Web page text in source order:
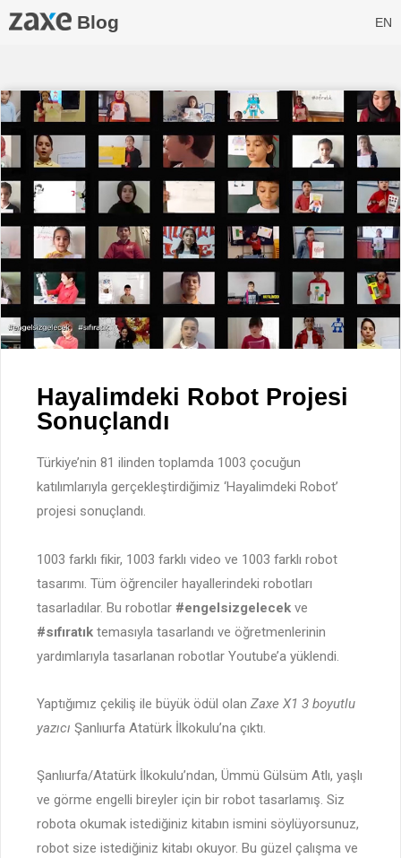
Blog EN
Hayalimdeki Robot Projesi
Sonuçlandı
Türkiye’nin 81 ilinden toplamda 1003 çocuğun
katılımlarıyla gerçekleştirdiğimiz ‘Hayalimdeki Robot’
projesi sonuçlandı.
1003 farklı fikir, 1003 farklı video ve 1003 farklı robot
tasarımı. Tüm öğrenciler hayallerindeki robotları
tasarladılar. Bu robotlar #engelsizgelecek ve
#sıfıratık temasıyla tasarlandı ve öğretmenlerinin
yardımlarıyla tasarlanan robotlar Youtube’a yüklendi.
Yaptığımız çekiliş ile büyük ödül olan Zaxe X1 3 boyutlu
yazıcı Şanlıurfa Atatürk İlkokulu’na çıktı.
Şanlıurfa/Atatürk İlkokulu’ndan, Ümmü Gülsüm Atlı, yaşlı
ve görme engelli bireyler için bir robot tasarlamış. Siz
robota okumak istediğiniz kitabın ismini söylüyorsunuz,
robot size istediğiniz kitabı okuyor. Bu güzel çalışma ve